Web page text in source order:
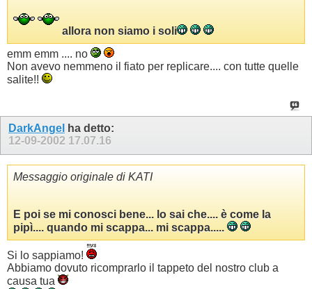
allora non siamo i soli
emm emm .... no
Non avevo nemmeno il fiato per replicare.... con tutte quelle
salite!!
DarkAngel
ha detto:
12-09-2002 17.07.16
Messaggio originale di KATI
E poi se mi conosci bene... lo sai che.... è come la
pipì.... quando mi scappa... mi scappa.....
Si lo sappiamo!
Abbiamo dovuto ricomprarlo il tappeto del nostro club a
causa tua